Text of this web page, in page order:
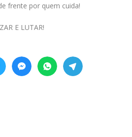
frente por quem cuida!
E LUTAR!